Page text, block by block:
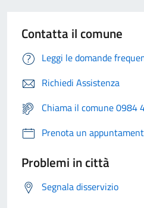
Contatta il comune
Leggi le domande
Richiedi Assistenza
Chiama il comune 0984
Prenota un
Problemi in città
Segnala disservizio